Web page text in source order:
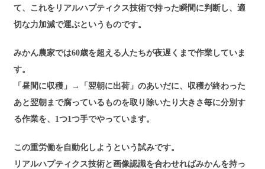
て、これをリアルハプティクス技術で持った瞬間に判断し、適
切な力加減で運ぶというものです。
みかん農家では60歳を超える人たちが夜遅くまで作業していま
す。
「昼間に収穫」→「翌朝に出荷」のあいだに、収穫が終わった
あと翌朝まで腐っているものを取り除いたり大きさ毎に分別す
る作業を、1つ1つ手でやっています。
この重労働を自動化しようという試みです。
リアルハプティクス技術と画像認識を合わせればみかんを持っ